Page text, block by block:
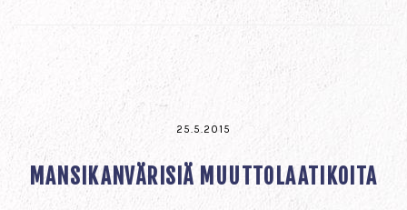
25.5.2015
MANSIKANVÄRISIÄ MUUTTOLAATIKOITA